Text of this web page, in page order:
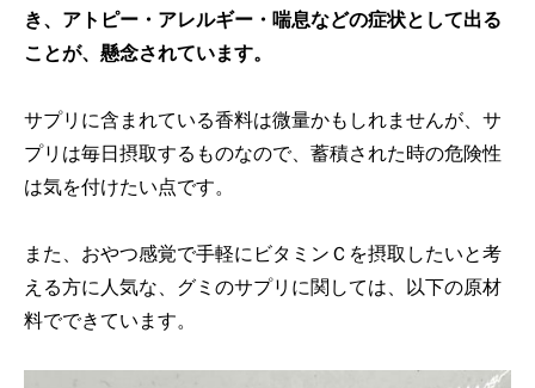
き、アトピー・アレルギー・喘息などの症状として出る
ことが、懸念されています。
サプリに含まれている香料は微量かもしれませんが、サ
プリは毎日摂取するものなので、蓄積された時の危険性
は気を付けたい点です。
また、おやつ感覚で手軽にビタミンＣを摂取したいと考
える方に人気な、グミのサプリに関しては、以下の原材
料でできています。